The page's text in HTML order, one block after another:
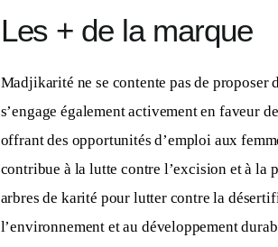
Les + de la marque
Madjikarité ne se contente pas de proposer
s’engage également activement en faveur
offrant des opportunités d’emploi aux
contribue à la lutte contre l’excision et à la
arbres de karité pour lutter contre la
l’environnement et au développement